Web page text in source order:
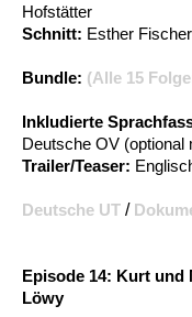
Hofstätter
Schnitt: Esther Fischer
Bundle: (Alle 15
Inkludierte
Deutsche OV (optional
Trailer/Teaser:
Deutsche UT /
Episode 14: Kurt und
Löwy